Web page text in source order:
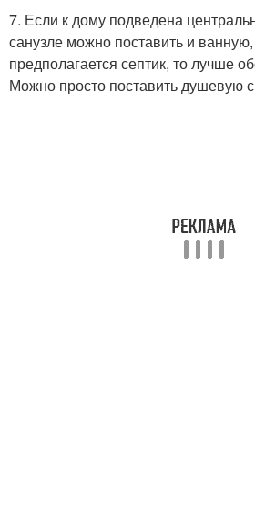
7. Если к дому подведена
санузле можно поставить и
предполагается септик, то лучше
Можно просто поставить душевую